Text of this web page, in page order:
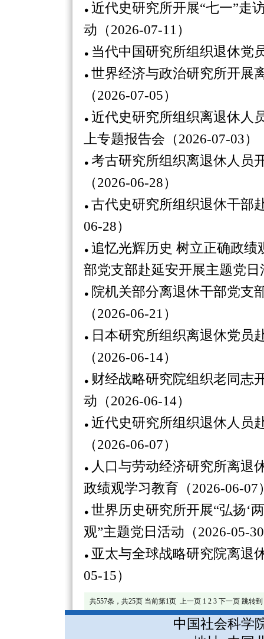
近代史研究所开展“七一”走
动（2026-07-11）
当代中国研究所组织退休党
世界经济与政治研究所开展
（2026-07-05）
近代史研究所组织离退休人
上专题报告会（2026-07-03）
考古研究所组织离退休人员
（2026-06-28）
古代史研究所组织退休干部
06-28）
追忆光辉历史 树立正确政
部党支部赴延安开展主题党日
院机关部分离退休干部党支
（2026-06-21）
日本研究所组织离退休党员
（2026-06-14）
财经战略研究院组织老同志
动（2026-06-14）
近代史研究所组织退休人员
（2026-06-07）
人口与劳动经济研究所离退
政绩观学习教育（2026-06-07
世界历史研究所开展“弘扬‘
观”主题党日活动（2026-05-
亚太与全球战略研究院离退
05-15）
共557条，共25页 当前第1页上一页 1 2 3 下一页 跳转
中国社会科学